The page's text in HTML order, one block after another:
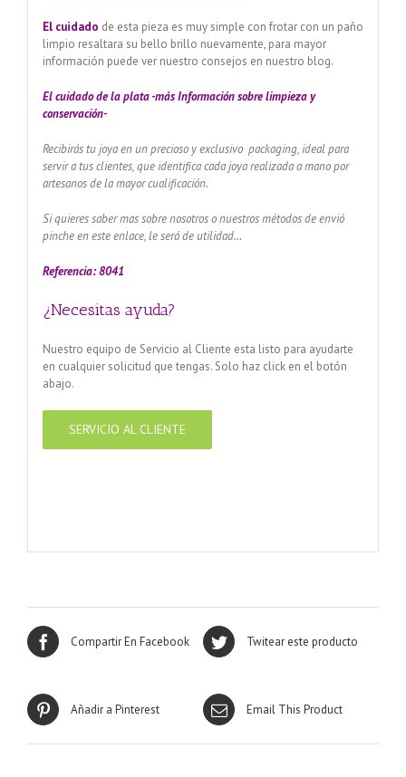
El cuidado de esta pieza es muy simple con frotar con un paño
limpio resaltara su bello brillo nuevamente, para mayor
información puede ver nuestro consejos en nuestro blog.
El cuidado dela plata -más Información sobre limpieza y
conservación-
Recibirás tu joya en un precioso y exclusivo packaging, ideal para
servir a tus clientes, que identifica cada joya realizada a mano por
artesanos de la mayor cualificación.
Si quieres saber mas sobre nosotros o nuestros métodos de envió
pinche en este enlace, le será de utilidad…
Referencia: 8041
¿Necesitas ayuda?
Nuestro equipo de Servicio al Cliente esta listo para ayudarte
en cualquier solicitud que tengas. Solo haz click en el botón
abajo.
SERVICIO AL CLIENTE
Compartir En Facebook Twitear este producto
Añadir a Pinterest Email This Product